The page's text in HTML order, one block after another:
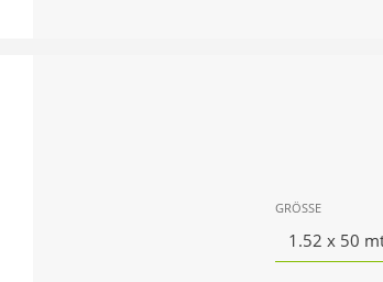
GRÖSSE
1.52 x 50